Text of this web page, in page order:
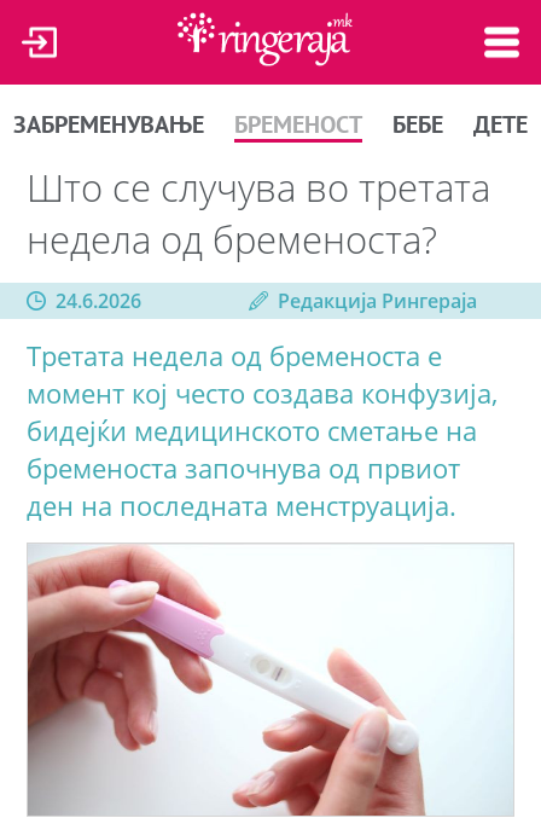
ЗАБРЕМЕНУВАЊЕ БРЕМЕНОСТ БЕБЕ ДЕТЕ
Што се случува во третата
недела од бременоста?
24.6.2026 Редакција Рингераја
Третата недела од бременоста е
момент кој често создава конфузија,
бидејќи медицинското сметање на
бременоста започнува од првиот
ден на последната менструација.